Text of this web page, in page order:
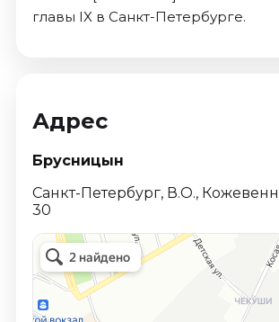
главы IX в Санкт-Петербурге.
Адрес
Брусницын
Санкт-Петербург, В.О.,
30